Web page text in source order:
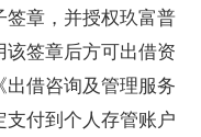
签章，并授权玖富普
签章后方可出借资
借咨询及管理服务
付到个人存管账户